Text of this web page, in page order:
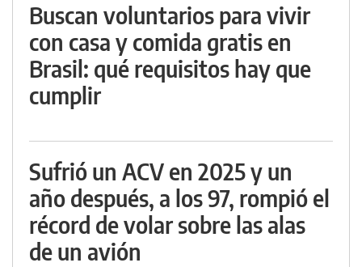
Buscan voluntarios para vivir
con casa y comida gratis en
Brasil: qué requisitos hay que
cumplir
Sufrió un ACV en 2025 y un
año después, a los 97, rompió el
récord de volar sobre las alas
de un avión